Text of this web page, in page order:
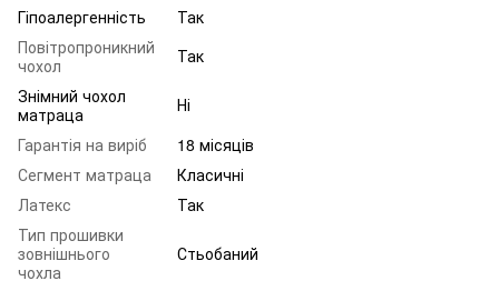
Гіпоалергенність
Так
Повітропроникний
чохол
Так
Знімний чохол
матраца
Ні
Гарантія на виріб
18 місяців
Сегмент матраца
Класичні
Латекс
Так
Тип прошивки
зовнішнього
чохла
Стьобаний